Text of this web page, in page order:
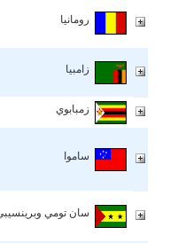
رومانيا
زامبيا
زمبابوي
ساموا
سان تومي وبرينسيبي